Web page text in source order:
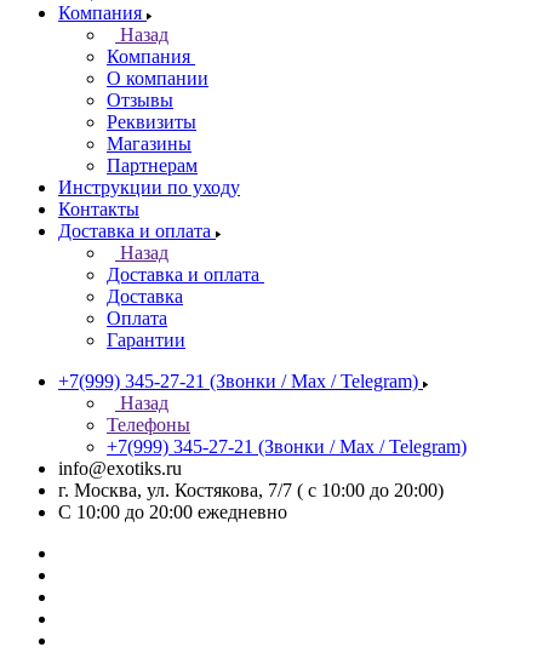
Компания
Назад
Компания
О компании
Отзывы
Реквизиты
Магазины
Партнерам
Инструкции по уходу
Контакты
Доставка и оплата
Назад
Доставка и оплата
Доставка
Оплата
Гарантии
+7(999) 345-27-21 (Звонки / Max / Telegram)
Назад
Телефоны
+7(999) 345-27-21 (Звонки / Max / Telegram)
info@exotiks.ru
г. Москва, ул. Костякова, 7/7 ( с 10:00 до 20:00)
С 10:00 до 20:00 ежедневно